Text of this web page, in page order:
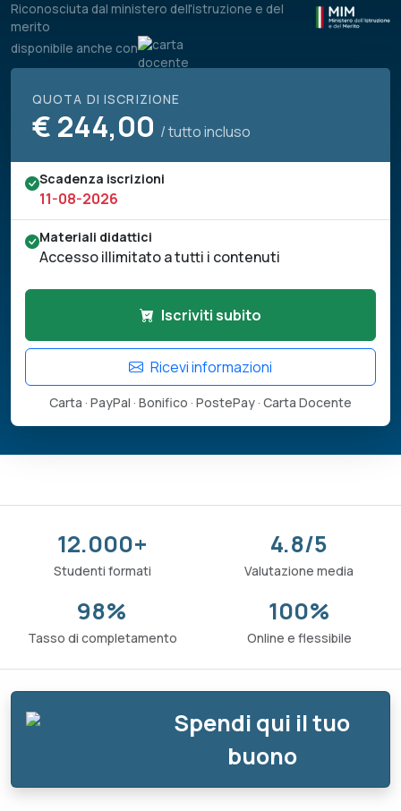
Riconosciuta dal ministero dell'istruzione e del
merito
disponibile anche con
QUOTA DI ISCRIZIONE
€ 244,00 / tutto incluso
Scadenza iscrizioni
11-08-2026
Materiali didattici
Accesso illimitato a tutti i contenuti
Iscriviti subito
Ricevi informazioni
Carta · PayPal · Bonifico · PostePay · Carta Docente
12.000+
Studenti formati
4.8/5
Valutazione media
98%
Tasso di completamento
100%
Online e flessibile
Spendi qui il tuo
buono